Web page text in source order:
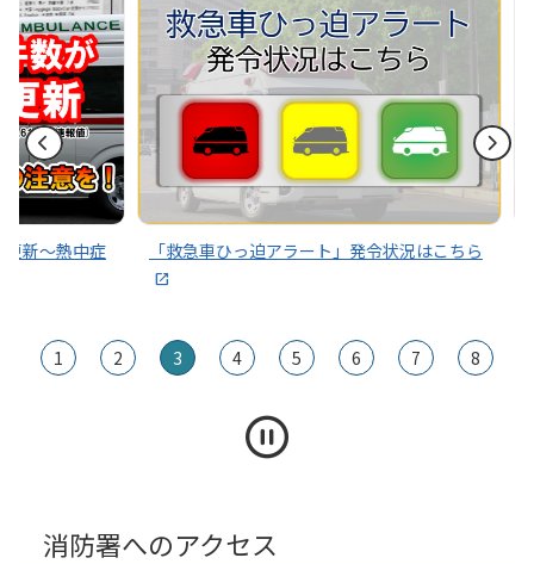
中症 「救急車ひっ迫アラート」発令状況はこちら その通
1 2 3 4 5 6 7 8
消防署へのアクセス